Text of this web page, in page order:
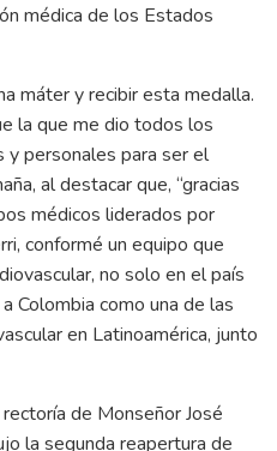
médica de los Estados
máter y recibir esta medalla.
la que me dio todos los
y personales para ser el
al destacar que, “gracias
médicos liderados por
conformé un equipo que
no solo en el país
Colombia como una de las
en Latinoamérica, junto
de Monseñor José
la segunda reapertura de